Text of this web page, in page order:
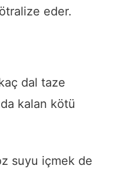
eder.
dal taze
kalan kötü
suyu içmek de